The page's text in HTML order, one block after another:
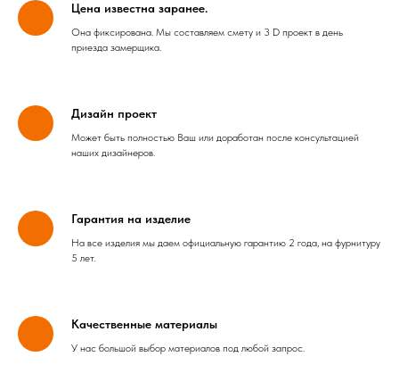
Цена известна заранее.
Она фиксирована. Мы составляем смету и 3 D проект в день
приезда замерщика.
Дизайн проект
Может быть полностью Ваш или доработан после консультацией
наших дизайнеров.
Гарантия на изделие
На все изделия мы даем официальную гарантию 2 года, на фурнитуру
5 лет.
Качественные материалы
У нас большой выбор материалов под любой запрос.